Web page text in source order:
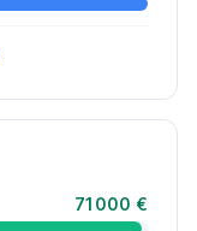
71 000 €